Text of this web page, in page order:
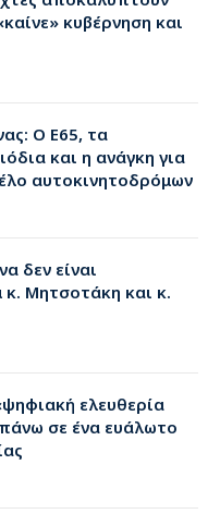
κυβέρνηση και
Ο Ε65, τα
και η ανάγκη για
αυτοκινητοδρόμων
δεν είναι
κ. Μητσοτάκη και κ.
ελευθερία
σε ένα ευάλωτο